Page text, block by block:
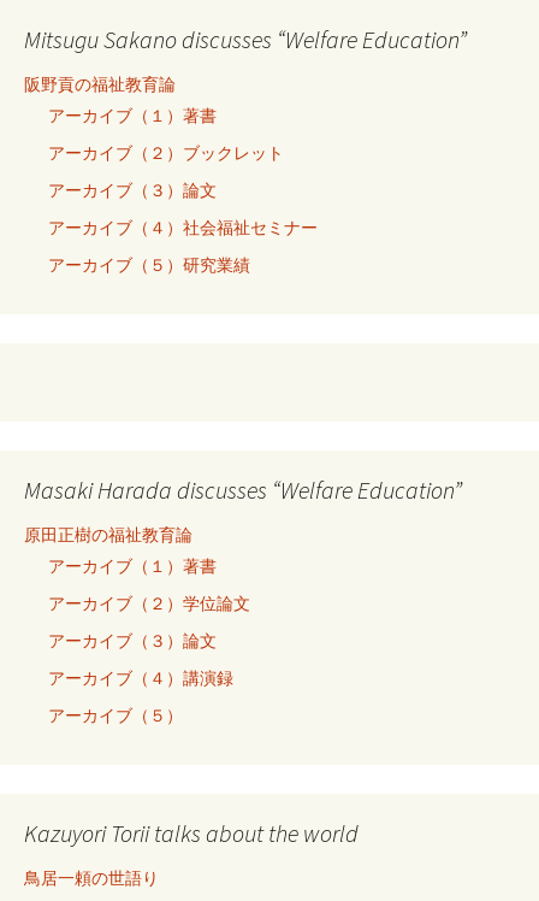
Mitsugu Sakano discusses “Welfare Education”
阪野貢の福祉教育論
アーカイブ（１）著書
アーカイブ（２）ブックレット
アーカイブ（３）論文
アーカイブ（４）社会福祉セミナー
アーカイブ（５）研究業績
Masaki Harada discusses “Welfare Education”
原田正樹の福祉教育論
アーカイブ（１）著書
アーカイブ（２）学位論文
アーカイブ（３）論文
アーカイブ（４）講演録
アーカイブ（５）
Kazuyori Torii talks about the world
鳥居一頼の世語り